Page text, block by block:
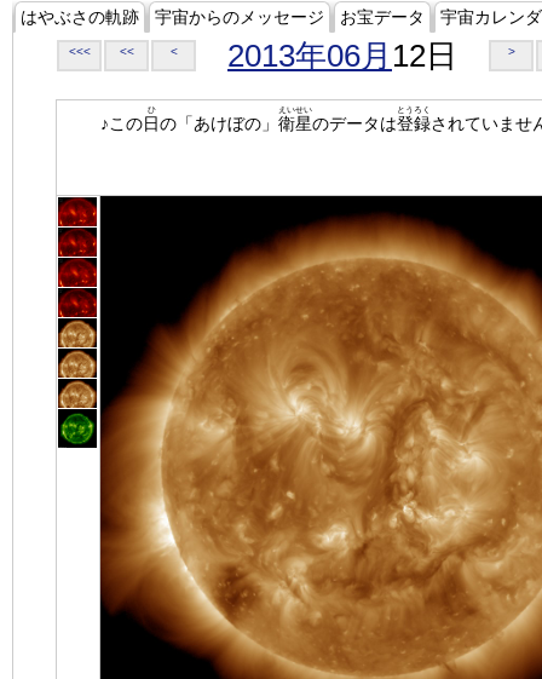
はやぶさの軌跡 宇宙からのメッセージ お宝データ 宇宙カレン
<<< << < 2013年06月 12日 >
♪この日
ひ
の「あけぼの」 衛星
えいせい
のデータは登録
とうろく
されていませ